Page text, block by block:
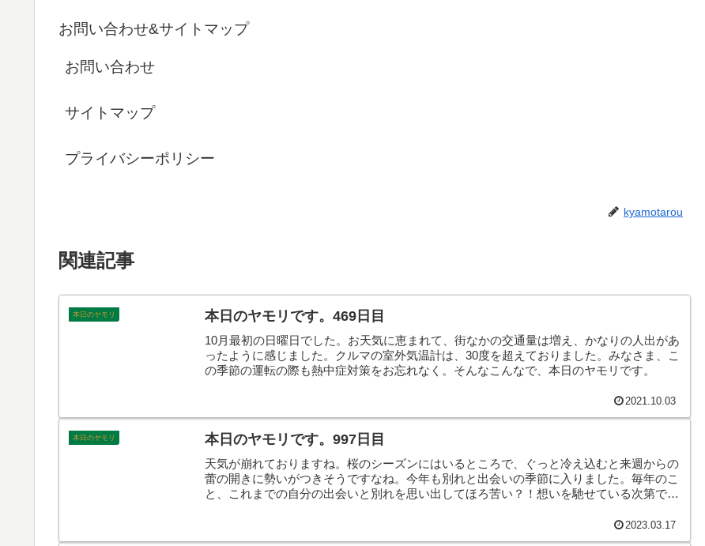
お問い合わせ&サイトマップ
お問い合わせ
サイトマップ
プライバシーポリシー
kyamotarou
関連記事
本日のヤモリ 本日のヤモリです。469日目
10月最初の日曜日でした。お天気に恵まれて、街なかの交通量は増え、かなりの人出があ
ったように感じました。クルマの室外気温計は、30度を超えておりました。みなさま、こ
の季節の運転の際も熱中症対策をお忘れなく。そんなこんなで、本日のヤモリです。
2021.10.03
本日のヤモリ 本日のヤモリです。997日目
天気が崩れておりますね。桜のシーズンにはいるところで、ぐっと冷え込むと来週からの
蕾の開きに勢いがつきそうですなね。今年も別れと出会いの季節に入りました。毎年のこ
と、これまでの自分の出会いと別れを思い出してほろ苦い？！想いを馳せている次第で
2023.03.17